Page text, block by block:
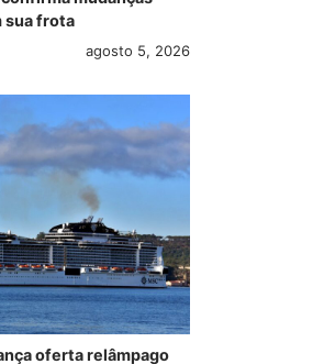
MSC Preziosa
inicia viagens
regulares para
Argentina e
Uruguai que terão
sua frota
agosto 5, 2026
oferta relâmpago